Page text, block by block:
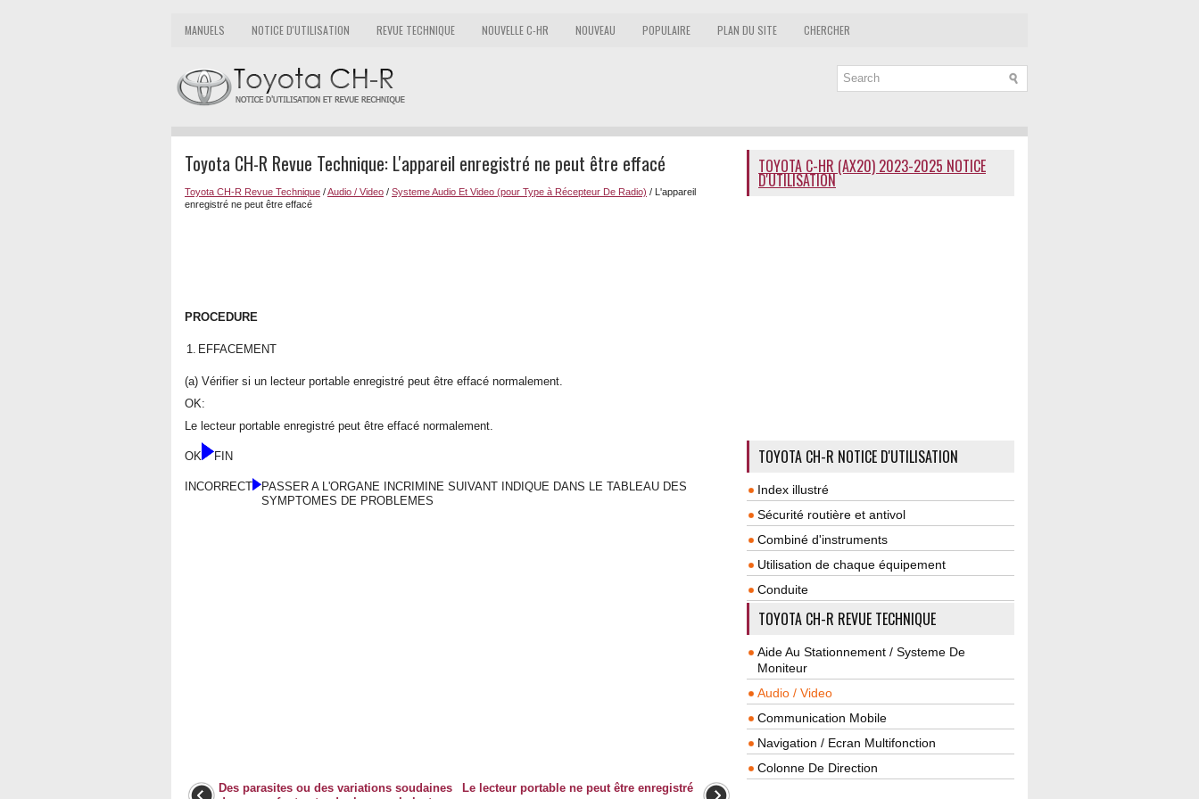
MANUELS NOTICE D'UTILISATION REVUE TECHNIQUE NOUVELLE C-HR NOUVEAU POPULAIRE PLAN DU SITE CHERCHER
Toyota CH-R Revue Technique: L'appareil enregistré ne peut être effacé
Toyota CH-R Revue Technique /Audio / Video / Systeme Audio Et Video (pour Type à Récepteur De Radio) / L'appareil
enregistré ne peut être effacé
PROCEDURE
1. EFFACEMENT
(a) Vérifier si un lecteur portable enregistré peut être effacé normalement.
OK:
Le lecteur portable enregistré peut être effacé normalement.
OK FIN
INCORRECT
PASSER A L'ORGANE INCRIMINE SUIVANT INDIQUE DANS LE TABLEAU DES
SYMPTOMES DE PROBLEMES
Des parasites ou des variations soudaines
Le lecteur portable ne peut être enregistré
TOYOTA C-HR (AX20) 2023-2025 NOTICE
D'UTILISATION
TOYOTA CH-R NOTICE D'UTILISATION
Index illustré
Sécurité routière et antivol
Combiné d'instruments
Utilisation de chaque équipement
Conduite
TOYOTA CH-R REVUE TECHNIQUE
Aide Au Stationnement / Systeme De
Moniteur
Audio / Video
Communication Mobile
Navigation / Ecran Multifonction
Colonne De Direction